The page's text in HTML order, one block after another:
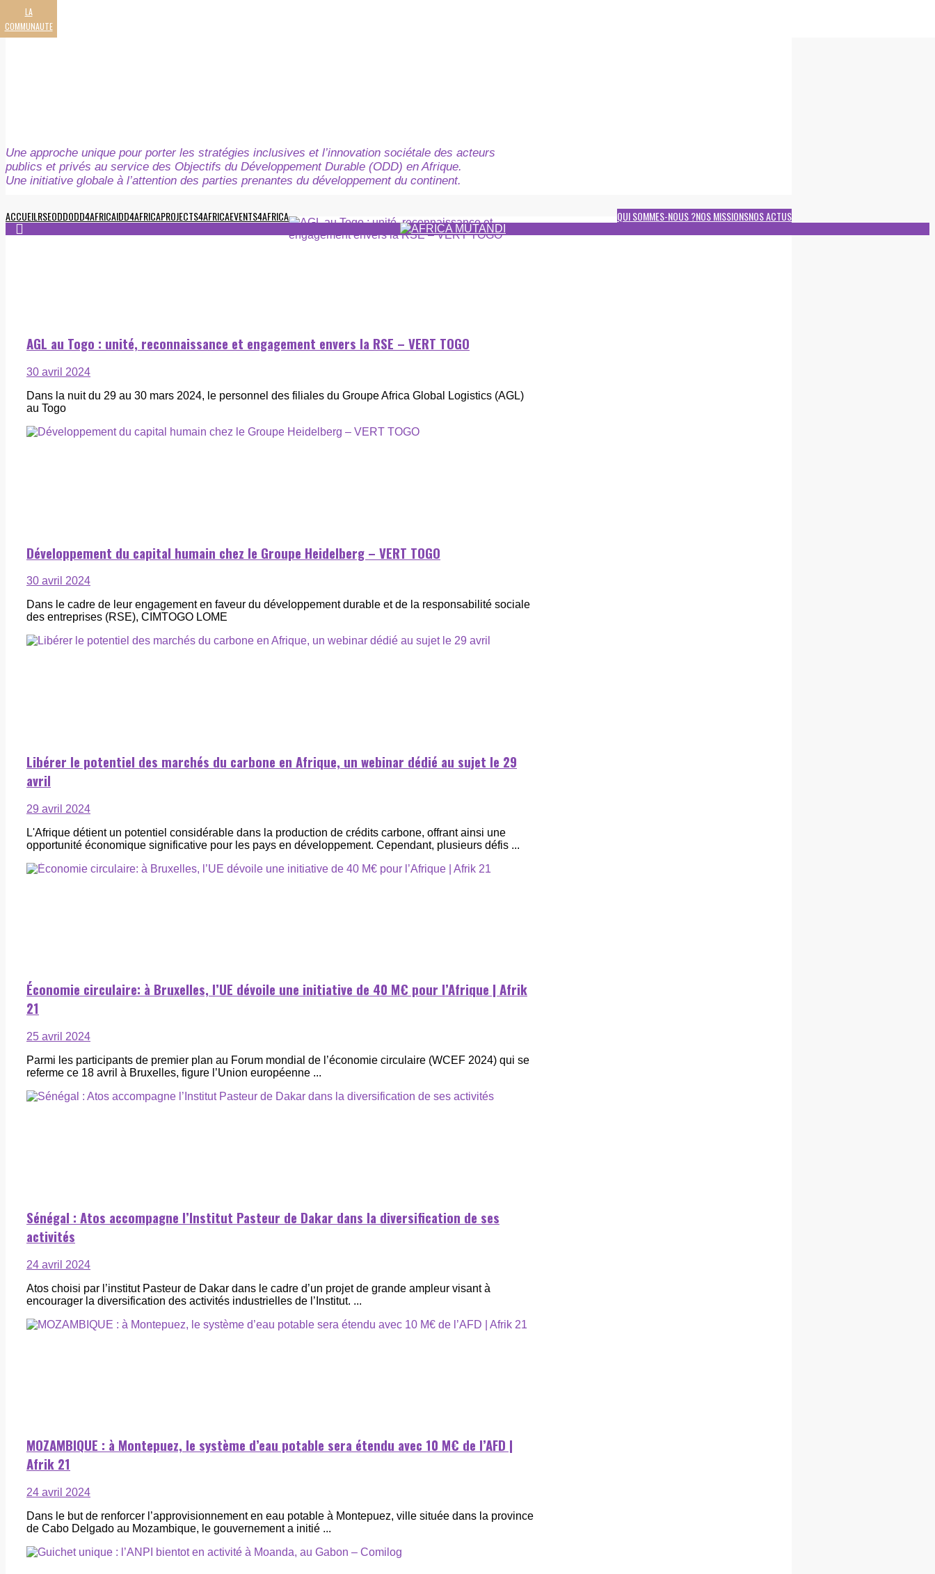
LA
COMMUNAUTE
Une approche unique pour porter les stratégies inclusives et l’innovation sociétale des acteurs
publics et privés au service des Objectifs du Développement Durable (ODD) en Afrique.
Une initiative globale à l’attention des parties prenantes du développement du continent.
ACCUEILRSEODDODD4AFRICAIDD4AFRICAPROJECTS4AFRICAEVENTS4AFRICA NOS ACTUS
NOS MISSIONS
QUI SOMMES-NOUS ?
AGL au Togo : unité, reconnaissance et engagement envers la RSE – VERT TOGO
30 avril 2024
Dans la nuit du 29 au 30 mars 2024, le personnel des filiales du Groupe Africa Global Logistics (AGL)
au Togo
Développement du capital humain chez le Groupe Heidelberg – VERT TOGO
30 avril 2024
Dans le cadre de leur engagement en faveur du développement durable et de la responsabilité sociale
des entreprises (RSE), CIMTOGO LOME
Libérer le potentiel des marchés du carbone en Afrique, un webinar dédié au sujet le 29
avril
29 avril 2024
L'Afrique détient un potentiel considérable dans la production de crédits carbone, offrant ainsi une
opportunité économique significative pour les pays en développement. Cependant, plusieurs défis ...
Économie circulaire: à Bruxelles, l’UE dévoile une initiative de 40 M€ pour l’Afrique | Afrik
21
25 avril 2024
Parmi les participants de premier plan au Forum mondial de l’économie circulaire (WCEF 2024) qui se
referme ce 18 avril à Bruxelles, figure l’Union européenne ...
Sénégal : Atos accompagne l’Institut Pasteur de Dakar dans la diversification de ses
activités
24 avril 2024
Atos choisi par l’institut Pasteur de Dakar dans le cadre d’un projet de grande ampleur visant à
encourager la diversification des activités industrielles de l’Institut. ...
MOZAMBIQUE : à Montepuez, le système d’eau potable sera étendu avec 10 M€ de l’AFD |
Afrik 21
24 avril 2024
Dans le but de renforcer l’approvisionnement en eau potable à Montepuez, ville située dans la province
de Cabo Delgado au Mozambique, le gouvernement a initié ...